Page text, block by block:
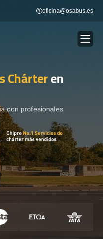
oficina@osabus.es
Show dropdown
Show dropdown
Chárteren
con profesionales